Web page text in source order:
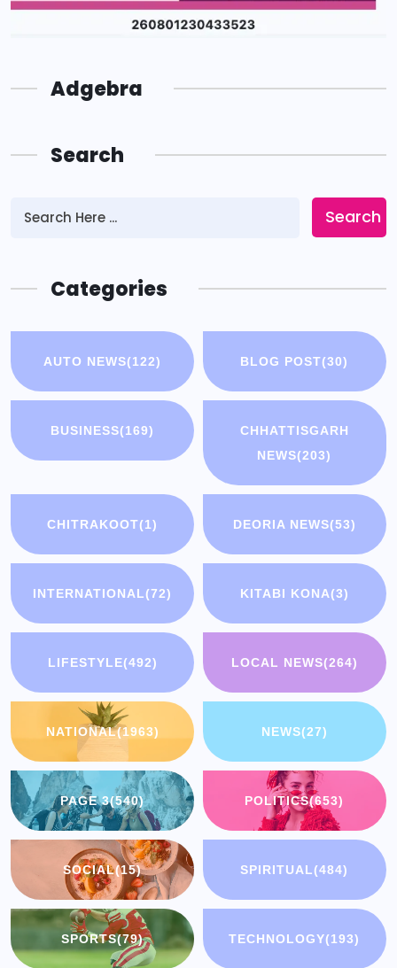
Adgebra
Search
Search
Categories
AUTO NEWS(122) BLOG POST(30)
BUSINESS(169)
CHHATTISGARH
NEWS(203)
CHITRAKOOT(1) DEORIA NEWS(53)
INTERNATIONAL(72) KITABI KONA(3)
LIFESTYLE(492) LOCAL NEWS(264)
NATIONAL(1963) NEWS(27)
PAGE 3(540) POLITICS(653)
SOCIAL(15) SPIRITUAL(484)
SPORTS(79) TECHNOLOGY(193)